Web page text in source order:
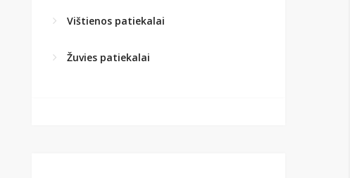
Vištienos patiekalai
Žuvies patiekalai